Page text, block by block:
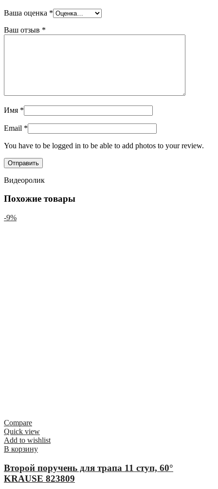
Ваша оценка *
Ваш отзыв *
Имя *
Email *
You have to be logged in to be able to add photos to your review.
Видеоролик
Похожие товары
-9%
Compare
Quick view
Add to wishlist
В корзину
Второй поручень для трапа 11 ступ, 60°
KRAUSE 823809